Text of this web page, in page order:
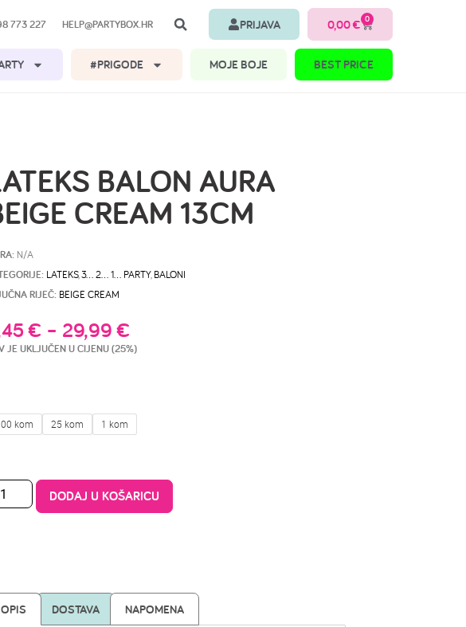
773 227 HELP@PARTYBOX.HR PRIJAVA 0,00€ 0
#PRIGODE MOJE BOJE BEST PRICE
BALON AURA
CREAM 13CM
N/A
LATEKS,3… 2… 1… PARTY, BALONI
RIJEČ: BEIGE CREAM
€ – 29,99€
JE UKLJUČEN U CIJENU (25%)
kom 25 kom 1 kom
DODAJ U KOŠARICU
OPIS DOSTAVA NAPOMENA